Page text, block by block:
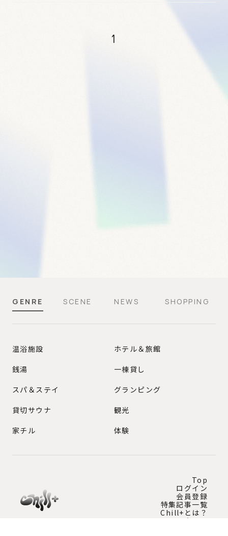
1
GENRE SCENE NEWS SHOPPING
GENRE
温浴施設
銭湯
スパ＆ステイ
貸切サウナ
家チル
ホテル＆旅館
一棟貸し
グランピング
観光
体験
Top
ログイン
会員登録
特集記事一覧
Chill+とは？
問い合わせ